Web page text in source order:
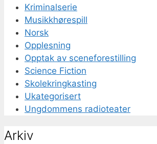
Kriminalserie
Musikkhørespill
Norsk
Opplesning
Opptak av sceneforestilling
Science Fiction
Skolekringkasting
Ukategorisert
Ungdommens radioteater
Arkiv